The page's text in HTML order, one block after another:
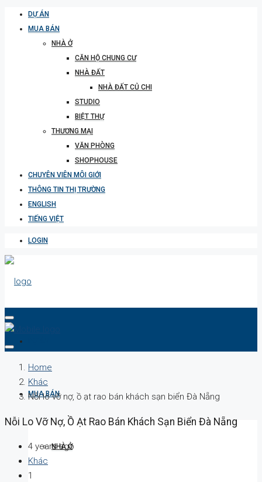
DỰ ÁN
MUA BÁN
NHÀ Ở
CĂN HỘ CHUNG CƯ
NHÀ ĐẤT
NHÀ ĐẤT CỦ CHI
STUDIO
BIỆT THỰ
THƯƠNG MẠI
VĂN PHÒNG
SHOPHOUSE
CHUYÊN VIÊN MÔI GIỚI
THÔNG TIN THỊ TRƯỜNG
ENGLISH
TIẾNG VIỆT
LOGIN
MUA BÁN
NHÀ Ở
Home
Khác
Nỗi lo vỡ nợ, ồ ạt rao bán khách sạn biển Đà Nẵng
Nỗi Lo Vỡ Nợ, Ồ Ạt Rao Bán Khách Sạn Biển Đà Nẵng
4 years ago
Khác
1